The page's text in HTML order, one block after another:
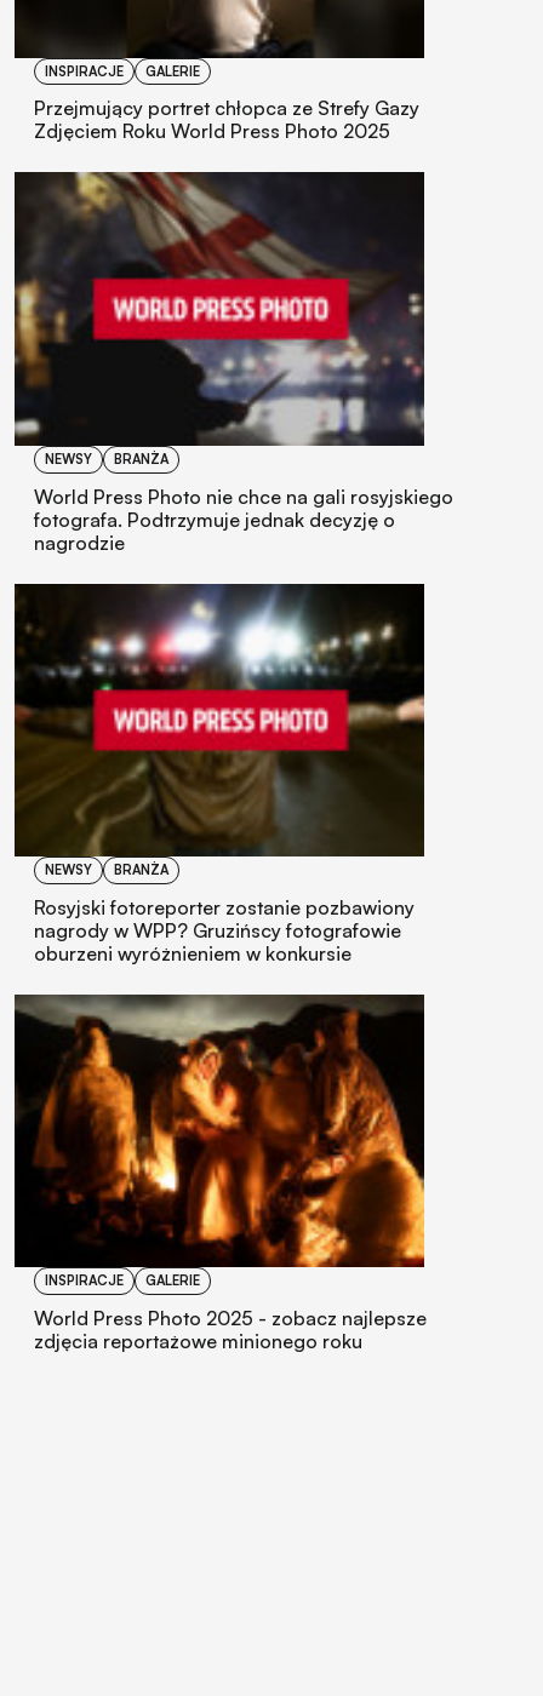
INSPIRACJE GALERIE
Przejmujący portret chłopca ze Strefy Gazy
Zdjęciem Roku World Press Photo 2025
NEWSY BRANŻA
World Press Photo nie chce na gali rosyjskiego
fotografa. Podtrzymuje jednak decyzję o
nagrodzie
NEWSY BRANŻA
Rosyjski fotoreporter zostanie pozbawiony
nagrody w WPP? Gruzińscy fotografowie
oburzeni wyróżnieniem w konkursie
INSPIRACJE GALERIE
World Press Photo 2025 - zobacz najlepsze
zdjęcia reportażowe minionego roku